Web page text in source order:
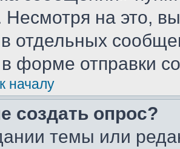
Несмотря на это,
в отдельных
в форме отправки
началу
создать опрос?
темы или